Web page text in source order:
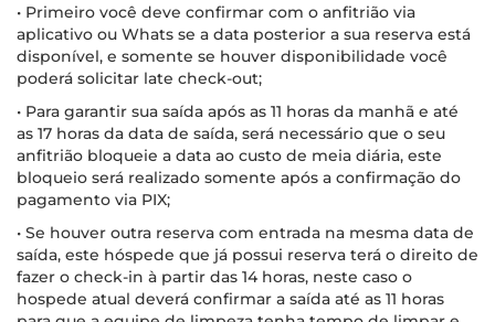
• Primeiro você deve confirmar com o anfitrião via
aplicativo ou Whats se a data posterior a sua reserva está
disponível, e somente se houver disponibilidade você
poderá solicitar late check-out;
• Para garantir sua saída após as 11 horas da manhã e até
as 17 horas da data de saída, será necessário que o seu
anfitrião bloqueie a data ao custo de meia diária, este
bloqueio será realizado somente após a confirmação do
pagamento via PIX;
• Se houver outra reserva com entrada na mesma data de
saída, este hóspede que já possui reserva terá o direito de
fazer o check-in à partir das 14 horas, neste caso o
hospede atual deverá confirmar a saída até as 11 horas